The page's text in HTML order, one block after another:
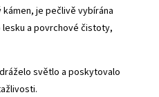
je pečlivě vybírána
a povrchové čistoty,
světlo a poskytovalo